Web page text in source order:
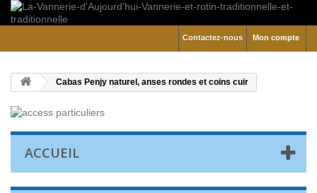
Mon compte
Contactez-nous
Cabas Penjy naturel, anses rondes et coins cuir
ACCUEIL